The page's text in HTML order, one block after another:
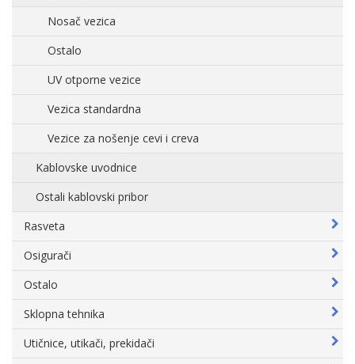
Nosač vezica
Ostalo
UV otporne vezice
Vezica standardna
Vezice za nošenje cevi i creva
Kablovske uvodnice
Ostali kablovski pribor
Rasveta
Osigurači
Ostalo
Sklopna tehnika
Utičnice, utikači, prekidači